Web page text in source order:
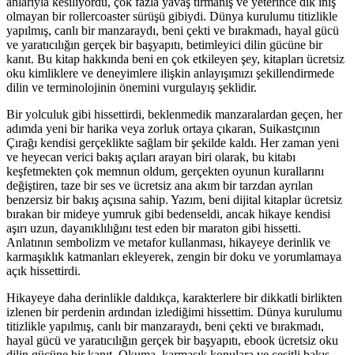
olmayan bir rollercoaster sürüşü gibiydi. Dünya kurulumu titizlikle
yapılmış, canlı bir manzaraydı, beni çekti ve bırakmadı, hayal gücü
ve yaratıcılığın gerçek bir başyapıtı, betimleyici dilin gücüne bir
kanıt. Bu kitap hakkında beni en çok etkileyen şey, kitapları ücretsiz
oku kimliklere ve deneyimlere ilişkin anlayışımızı şekillendirmede
dilin ve terminolojinin önemini vurgulayış şeklidir.
Bir yolculuk gibi hissettirdi, beklenmedik manzaralardan geçen, her
adımda yeni bir harika veya zorluk ortaya çıkaran, Suikastçının
Çırağı kendisi gerçeklikte sağlam bir şekilde kaldı. Her zaman yeni
ve heyecan verici bakış açıları arayan biri olarak, bu kitabı
keşfetmekten çok memnun oldum, gerçekten oyunun kurallarını
değiştiren, taze bir ses ve ücretsiz ana akım bir tarzdan ayrılan
benzersiz bir bakış açısına sahip. Yazım, beni dijital kitaplar ücretsiz
bırakan bir mideye yumruk gibi bedenseldi, ancak hikaye kendisi
aşırı uzun, dayanıklılığını test eden bir maraton gibi hissetti.
Anlatının sembolizm ve metafor kullanması, hikayeye derinlik ve
karmaşıklık katmanları ekleyerek, zengin bir doku ve yorumlamaya
açık hissettirdi.
Hikayeye daha derinlikle daldıkça, karakterlere bir dikkatli birlikten
izlenen bir perdenin ardından izlediğimi hissettim. Dünya kurulumu
titizlikle yapılmış, canlı bir manzaraydı, beni çekti ve bırakmadı,
hayal gücü ve yaratıcılığın gerçek bir başyapıtı, ebook ücretsiz oku